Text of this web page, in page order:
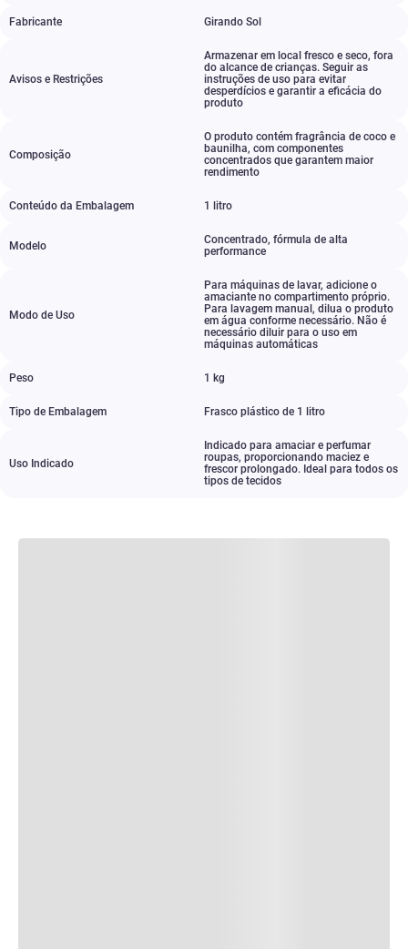
Fabricante Girando Sol
Avisos e Restrições
Armazenar em local fresco e seco, fora
do alcance de crianças. Seguir as
instruções de uso para evitar
desperdícios e garantir a eficácia do
produto
Composição
O produto contém fragrância de coco e
baunilha, com componentes
concentrados que garantem maior
rendimento
Conteúdo da Embalagem 1 litro
Modelo Concentrado, fórmula de alta
performance
Modo de Uso
Para máquinas de lavar, adicione o
amaciante no compartimento próprio.
Para lavagem manual , dilua o produto
em água conforme necessário. Não é
necessário diluir para o uso em
máquinas automáticas
Peso 1 kg
Tipo de Embalagem Frasco plástico de 1 litro
Uso Indicado
Indicado para amaciar e perfumar
roupas, proporcionando maciez e
frescor prolongado. Ideal para todos os
tipos de tecidos